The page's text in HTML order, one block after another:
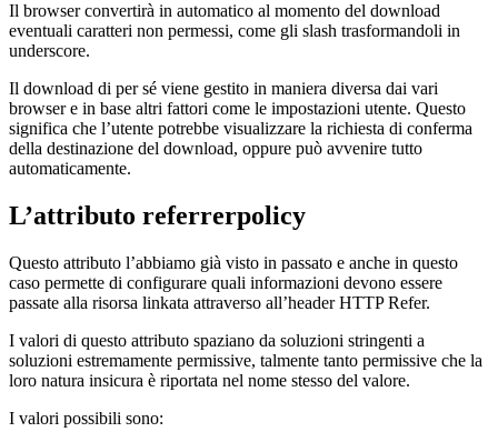
Il browser convertirà in automatico al momento del download
eventuali caratteri non permessi, come gli slash trasformandoli in
underscore.
Il download di per sé viene gestito in maniera diversa dai vari
browser e in base altri fattori come le impostazioni utente. Questo
significa che l’utente potrebbe visualizzare la richiesta di conferma
della destinazione del download, oppure può avvenire tutto
automaticamente.
L’attributo referrerpolicy
Questo attributo l’abbiamo già visto in passato e anche in questo
caso permette di configurare quali informazioni devono essere
passate alla risorsa linkata attraverso all’header HTTP Refer.
I valori di questo attributo spaziano da soluzioni stringenti a
soluzioni estremamente permissive, talmente tanto permissive che la
loro natura insicura è riportata nel nome stesso del valore.
I valori possibili sono: